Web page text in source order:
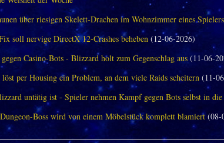
über riesigen Skelett-Drachen im Wohnzimmer eines Spielers
soll nervige DirectX 12-Crashes beheben(12-06-2026)
Casino-Bots - Blizzard holt zum Gegenschlag aus(11-06-
per Housing ein Problem, an dem viele Raids scheitern(11-
untätig ist - Spieler nehmen Kampf gegen Bots selbst in die
Boss wird von einem Möbelstück komplett blamiert(08-